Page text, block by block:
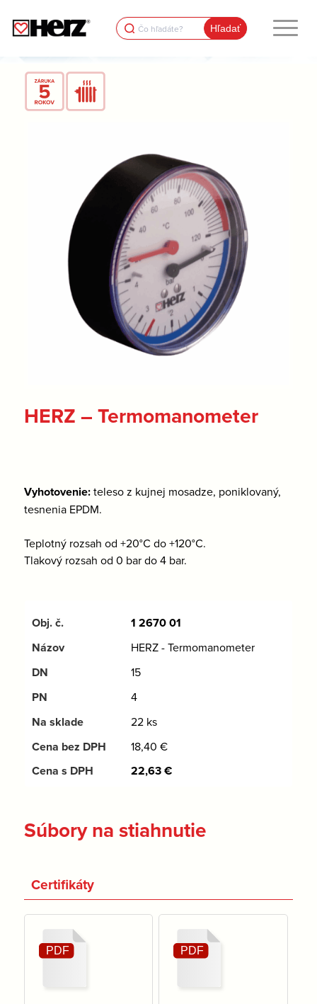
Search
for:
HERZ – Termomanometer
Vyhotovenie:teleso z kujnej mosadze, poniklovaný,
tesnenia EPDM.
Teplotný rozsah od +20°C do +120°C.
Tlakový rozsah od 0 bar do 4 bar.
1 2670 01
HERZ - Termomanometer
15
4
22 ks
18,40 €
22,63€
Súbory na stiahnutie
Certifikáty